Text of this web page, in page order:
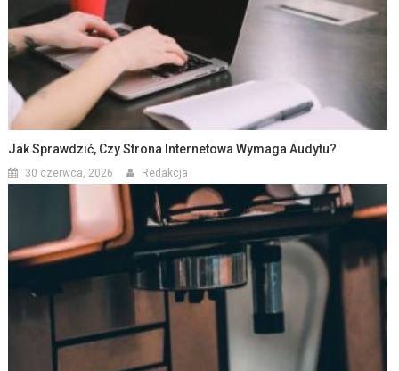
Jak Sprawdzić, Czy Strona Internetowa Wymaga Audytu?
30 czerwca, 2026 Redakcja